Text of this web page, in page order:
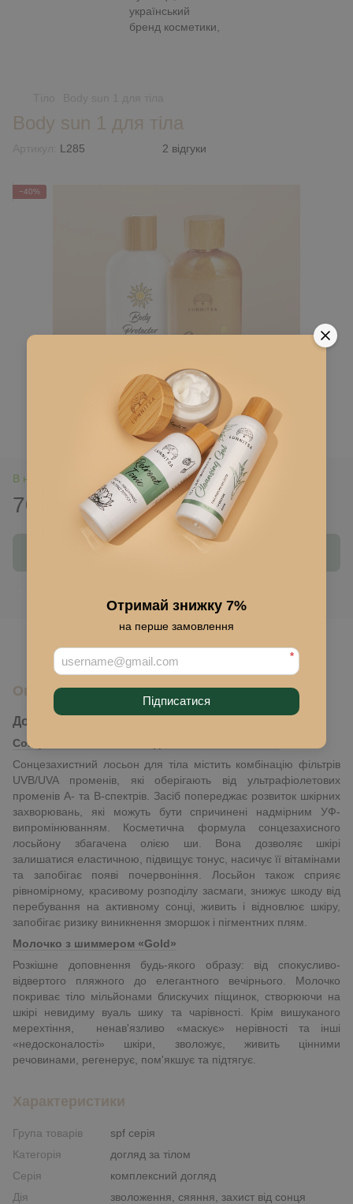
Отримай знижку 7%
на перше замовлення
*
Підписатися
Body sun 1 для тіла
L285 2 відгуки
−40%
В наявності
708 грн 1 180 грн
Купити
До обраного
Опис
До сету входить:
Сонцезахисний лосьйон для тіла SPF 30, 100мл
Сонцезахистний лосьон для тіла містить комбінацію фільтрів
UVB/UVA променів, які оберігають від ультрафіолетових
променів А- та В-спектрів. Засіб попереджає розвиток шкірних
захворювань, які можуть бути спричинені надмірним УФ-
випромінюванням. Косметична формула сонцезахисного
лосьйону збагачена олією ши. Вона дозволяє шкірі
залишатися еластичною, підвищує тонус, насичує її вітамінами
та запобігає появі почервоніння. Лосьйон також сприяє
рівномірному, красивому розподілу засмаги, знижує шкоду від
перебування на активному сонці, живить і відновлює шкіру,
запобігає ризику виникнення зморшок і пігментних плям.
Молочко з шиммером «Gold»
Розкішне доповнення будь-якого образу: від спокусливо-
відвертого пляжного до елегантного вечірнього. Молочко
покриває тіло мільйонами блискучих піщинок, створюючи на
шкірі невидиму вуаль шику та чарівності. Крім вишуканого
мерехтіння, ненав'язливо «маскує» нерівності та інші
«недосконалості» шкіри, зволожує, живить цінними
речовинами, регенерує, пом'якшує та підтягує.
Характеристики
Група товарів
spf серія
Категорія
догляд за тілом
Серія
комплексний догляд
Дія
зволоження, сяяння, захист від сонця